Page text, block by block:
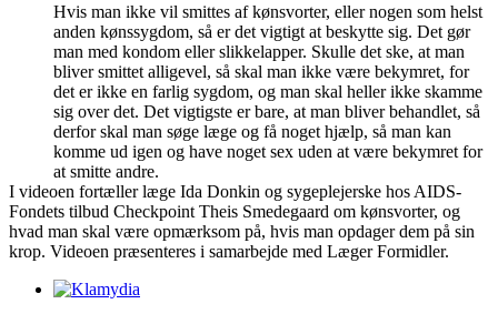
Hvis man ikke vil smittes af kønsvorter, eller nogen som helst
anden kønssygdom, så er det vigtigt at beskytte sig. Det gør
man med kondom eller slikkelapper. Skulle det ske, at man
bliver smittet alligevel, så skal man ikke være bekymret, for
det er ikke en farlig sygdom, og man skal heller ikke skamme
sig over det. Det vigtigste er bare, at man bliver behandlet, så
derfor skal man søge læge og få noget hjælp, så man kan
komme ud igen og have noget sex uden at være bekymret for
at smitte andre.
I videoen fortæller læge Ida Donkin og sygeplejerske hos AIDS-
Fondets tilbud Checkpoint Theis Smedegaard om kønsvorter, og
hvad man skal være opmærksom på, hvis man opdager dem på sin
krop. Videoen præsenteres i samarbejde med Læger Formidler.